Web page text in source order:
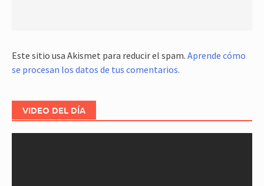
Este sitio usa Akismet para reducir el spam. Aprende cómo
se procesan los datos de tus comentarios.
VIDEO DEL DÍA